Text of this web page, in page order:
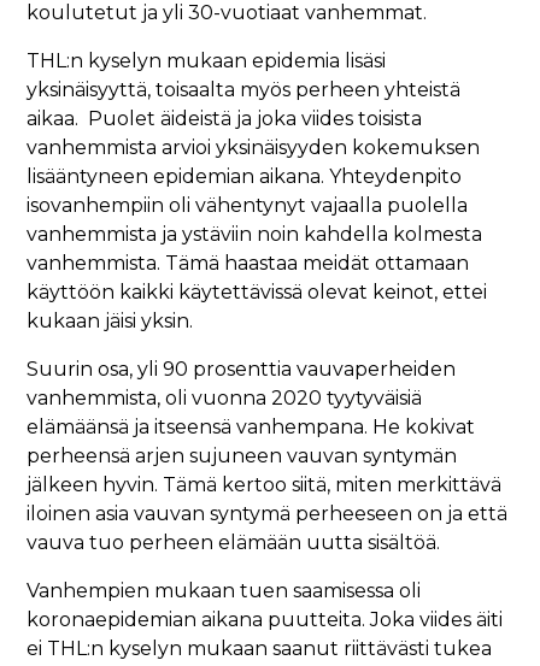
koulutetut ja yli 30-vuotiaat vanhemmat.
THL:n kyselyn mukaan epidemia lisäsi
yksinäisyyttä, toisaalta myös perheen yhteistä
aikaa. Puolet äideistä ja joka viides toisista
vanhemmista arvioi yksinäisyyden kokemuksen
lisääntyneen epidemian aikana. Yhteydenpito
isovanhempiin oli vähentynyt vajaalla puolella
vanhemmista ja ystäviin noin kahdella kolmesta
vanhemmista. Tämä haastaa meidät ottamaan
käyttöön kaikki käytettävissä olevat keinot, ettei
kukaan jäisi yksin.
Suurin osa, yli 90 prosenttia vauvaperheiden
vanhemmista, oli vuonna 2020 tyytyväisiä
elämäänsä ja itseensä vanhempana. He kokivat
perheensä arjen sujuneen vauvan syntymän
jälkeen hyvin. Tämä kertoo siitä, miten merkittävä
iloinen asia vauvan syntymä perheeseen on ja että
vauva tuo perheen elämään uutta sisältöä.
Vanhempien mukaan tuen saamisessa oli
koronaepidemian aikana puutteita. Joka viides äiti
ei THL:n kyselyn mukaan saanut riittävästi tukea